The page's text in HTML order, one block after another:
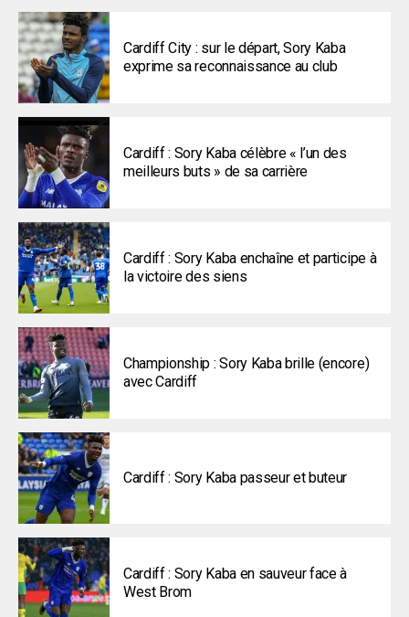
Cardiff City : sur le départ, Sory Kaba
exprime sa reconnaissance au club
Cardiff : Sory Kaba célèbre « l’un des
meilleurs buts » de sa carrière
Cardiff : Sory Kaba enchaîne et participe à
la victoire des siens
Championship : Sory Kaba brille (encore)
avec Cardiff
Cardiff : Sory Kaba passeur et buteur
Cardiff : Sory Kaba en sauveur face à
West Brom